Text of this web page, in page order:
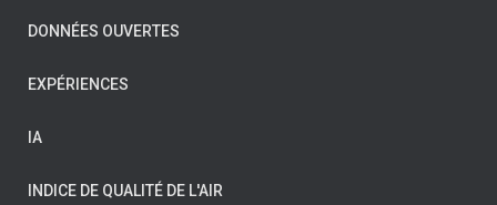
DONNÉES OUVERTES
EXPÉRIENCES
IA
INDICE DE QUALITÉ DE L'AIR